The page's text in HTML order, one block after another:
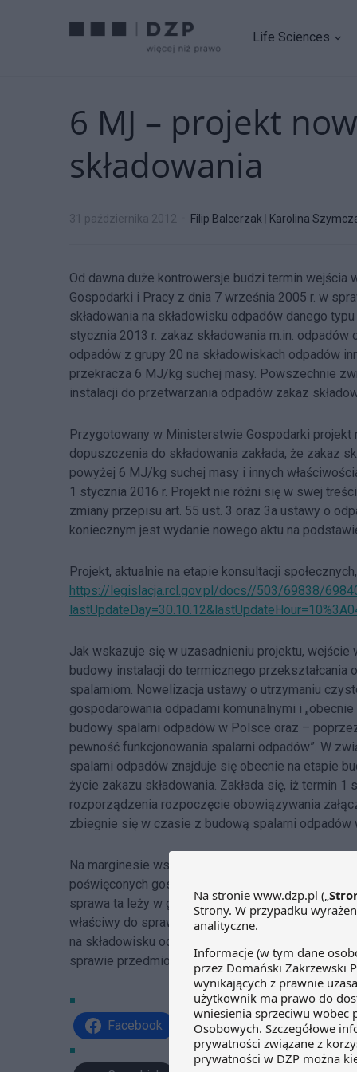
Life Sciences
6 MJ – projekt
składowania
31 października 2012 Filip Balcerzak Karolina
Od dawna duże kontrowersje budzi termin wejścia
Gospodarki i Pracy z dnia 7 września 2005 r. w
składowania na składowisku odpadów danego
stycznia 2013 r. zakaz składowania m.in.
odpadów z grupy 20 na składowiskach odpadów
przekracza 6 MJ/kg suchej masy. Powszechnie
instalacji do przetwarzania odpadów zakaz
Przygotowany w Ministerstwie Gospodarki
dopuszczenia do składowania zakłada, że zakaz
powyżej 6 MJ/kg suchej masy i innych
1 stycznia 2016 r. Projekt nie różni się w swej
zmiany przepisu art. 55 ust. 3 oraz 3a ustawy o
koniecznym jest wydanie nowego aktu na
Projekt, aktualnie na etapie konsultacji
https://legislacja.rcl.gov.pl/docs//503/69838/
Jak wskazuje się w uzasadnieniu projektu, wejście
budowy instalacji do termicznego
spalarniom. Nowelizacja ustawy o utrzymaniu
gospodarowania odpadami komunalnymi i
budowy spalarni odpadów w Polsce oraz –
pewność funkcjonowania spalarni odpadów”. W
spalarni odpadów znajduje się obecnie na etapie
życie zakazu składowania. Zakłada się, iż termin
rozporządzenia rozpoczęcie obowiązywania
zbiegnie się w czasie z budową spalarni odpadów
Na marginesie wskazujemy, że przedstawiciele
poświęconych gospodarce odpadami
sprawa ta leży w gestii Ministra Gospodarki.
właściwy do spraw gospodarki może określić
na składowisku odpadów. Cieszy fakt, że oba
sprawie przedmiotowego rozporządzenia.
Facebook Share on X